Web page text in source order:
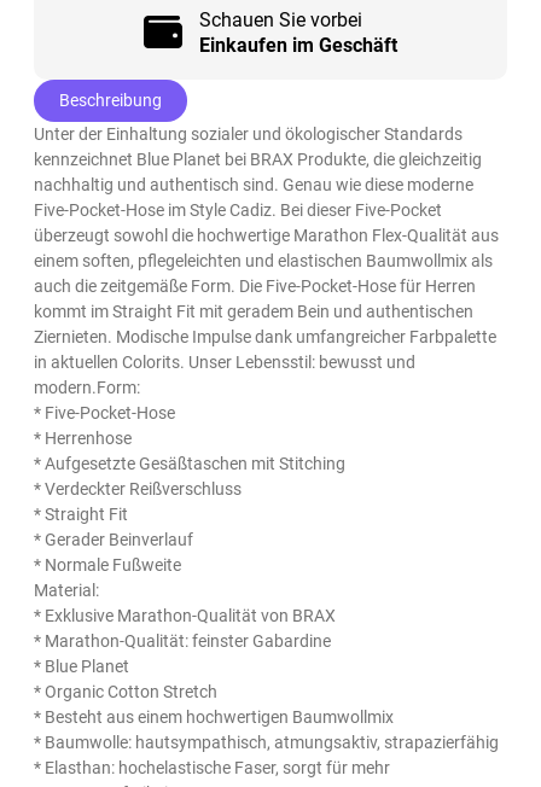
Schauen Sie vorbei
Einkaufen im Geschäft
Beschreibung
Unter der Einhaltung sozialer und ökologischer Standards
kennzeichnet Blue Planet bei BRAX Produkte, die gleichzeitig
nachhaltig und authentisch sind. Genau wie diese moderne
Five-Pocket-Hose im Style Cadiz. Bei dieser Five-Pocket
überzeugt sowohl die hochwertige Marathon Flex-Qualität aus
einem soften, pflegeleichten und elastischen Baumwollmix als
auch die zeitgemäße Form. Die Five-Pocket-Hose für Herren
kommt im Straight Fit mit geradem Bein und authentischen
Ziernieten. Modische Impulse dank umfangreicher Farbpalette
in aktuellen Colorits. Unser Lebensstil: bewusst und
modern.Form:
* Five-Pocket-Hose
* Herrenhose
* Aufgesetzte Gesäßtaschen mit Stitching
* Verdeckter Reißverschluss
* Straight Fit
* Gerader Beinverlauf
* Normale Fußweite
Material:
* Exklusive Marathon-Qualität von BRAX
* Marathon-Qualität: feinster Gabardine
* Blue Planet
* Organic Cotton Stretch
* Besteht aus einem hochwertigen Baumwollmix
* Baumwolle: hautsympathisch, atmungsaktiv, strapazierfähig
* Elasthan: hochelastische Faser, sorgt für mehr